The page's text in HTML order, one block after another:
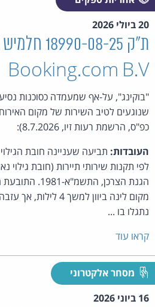
20 ביולי 2026
ת"ק 18990-08-25
Booking.com B.V
"בוקינג", על-אף שמעמדה כסוכנות
שנוגעים לטיב השירות של מקום
כפ"ס, הרשמת רעות זיו, 8.7.2026):
העובדות: תביעה שעניינה חובת
הגנת הצרכן,
מקום לינה ביוון למשך
נתגלו בו ...
קראו עוד
מסחר אלקטרוני
16 ביוני 2026